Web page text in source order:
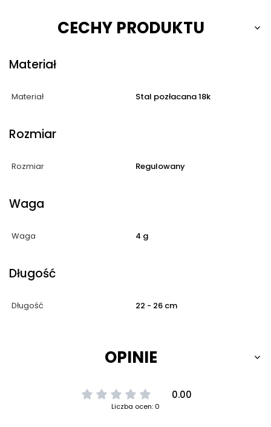
CECHY PRODUKTU
Materiał
Materiał Stal pozłacana 18k
Rozmiar
Rozmiar Regulowany
Waga
Waga 4 g
Długość
Długość 22 - 26 cm
OPINIE
0.00
Liczba ocen: 0